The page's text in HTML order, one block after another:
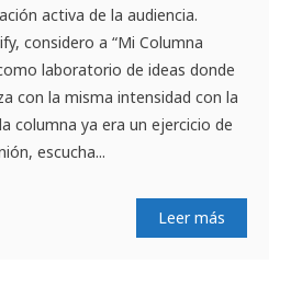
activa de la audiencia.
considero a “Mi Columna
laboratorio de ideas donde
con la misma intensidad con la
columna ya era un ejercicio de
escucha...
Leer más